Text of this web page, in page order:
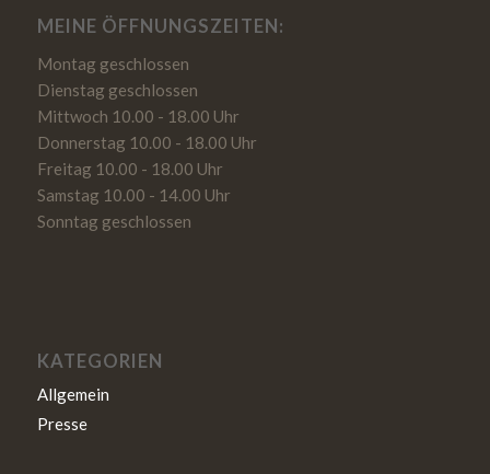
MEINE ÖFFNUNGSZEITEN:
Montag geschlossen
Dienstag geschlossen
Mittwoch 10.00 - 18.00 Uhr
Donnerstag 10.00 - 18.00 Uhr
Freitag 10.00 - 18.00 Uhr
Samstag 10.00 - 14.00 Uhr
Sonntag geschlossen
KATEGORIEN
Allgemein
Presse